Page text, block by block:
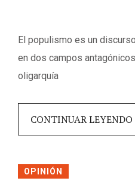
El populismo es un
en dos campos
oligarquía
CONTINUAR LEYENDO
OPINIÓN